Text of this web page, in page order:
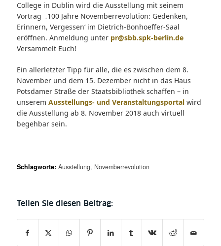
College in Dublin wird die Ausstellung mit seinem
Vortrag ‚100 Jahre Novemberrevolution: Gedenken,
Erinnern, Vergessen‘ im Dietrich-Bonhoeffer-Saal
eröffnen. Anmeldung unter pr@sbb.spk-berlin.de
Versammelt Euch!
Ein allerletzter Tipp für alle, die es zwischen dem 8.
November und dem 15. Dezember nicht in das Haus
Potsdamer Straße der Staatsbibliothek schaffen – in
unserem Ausstellungs- und Veranstaltungsportalwird
die Ausstellung ab 8. November 2018 auch virtuell
begehbar sein.
Schlagworte: Ausstellung, Novemberrevolution